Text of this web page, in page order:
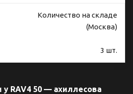
Количество на складе
(Москва)
3 шт.
у RAV4 50 — ахиллесова